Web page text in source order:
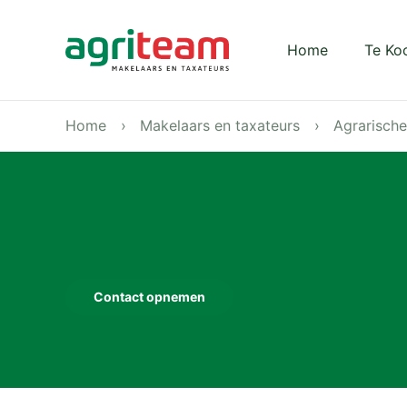
Home Te
Darkmode: Off
Home Makelaars en taxateurs
Contact opnemen